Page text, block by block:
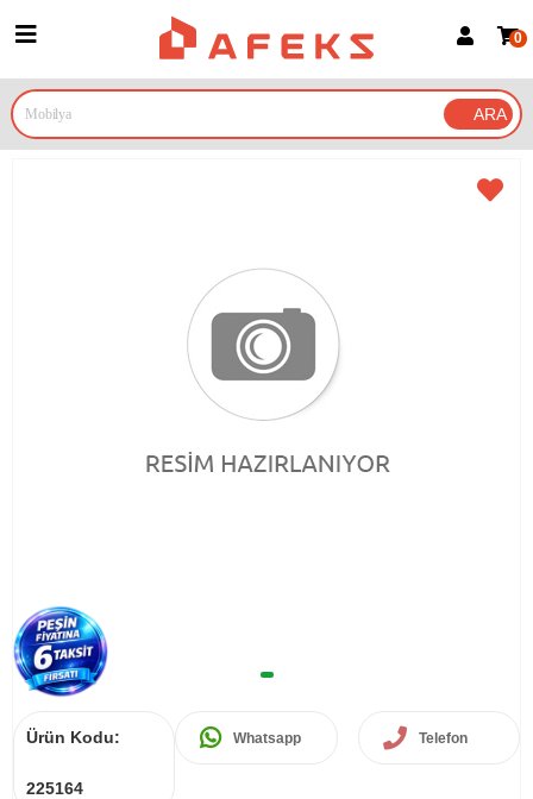
Google İle Bağlan
0
Ürün Kodu:
225164
Whatsapp Telefon